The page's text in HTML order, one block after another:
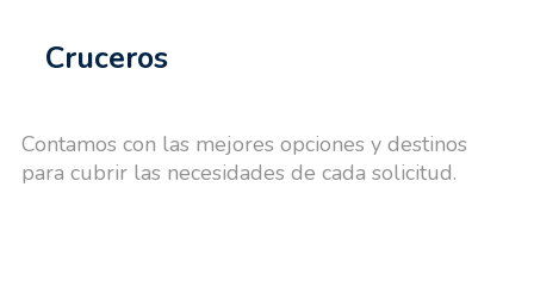
Cruceros
Contamos con las mejores opciones y destinos
para cubrir las necesidades de cada solicitud.